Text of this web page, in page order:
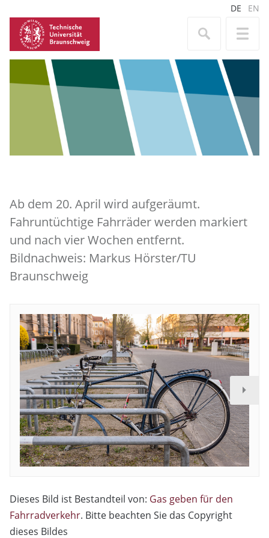
DE EN
Ab dem 20. April wird aufgeräumt.
Fahruntüchtige Fahrräder werden markiert
und nach vier Wochen entfernt.
Bildnachweis: Markus Hörster/TU
Braunschweig
Dieses Bild ist Bestandteil von: Gas geben für den
Fahrradverkehr. Bitte beachten Sie das Copyright
dieses Bildes